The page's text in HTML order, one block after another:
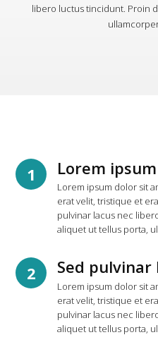
libero luctus tincidunt. Proin
1 Lorem
Lorem ipsum dolor sit
erat velit, tristique et
pulvinar lacus nec
aliquet ut tellus porta,
2 Sed pulvinar
Lorem ipsum dolor sit
erat velit, tristique et
pulvinar lacus nec
aliquet ut tellus porta,